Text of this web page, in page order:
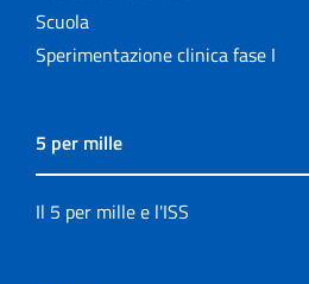
Scuola
Sperimentazione clinica fase I
5 per mille
Il 5 per mille e l'ISS